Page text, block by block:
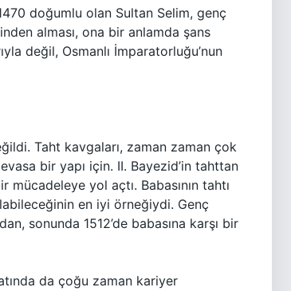
doğumlu olan Sultan Selim, genç
alması, ona bir anlamda şans
değil, Osmanlı İmparatorluğu’nun
Taht kavgaları, zaman zaman çok
bir yapı için. II. Bayezid’in tahttan
yol açtı. Babasının tahtı
en iyi örneğiydi. Genç
sonunda 1512’de babasına karşı bir
da çoğu zaman kariyer